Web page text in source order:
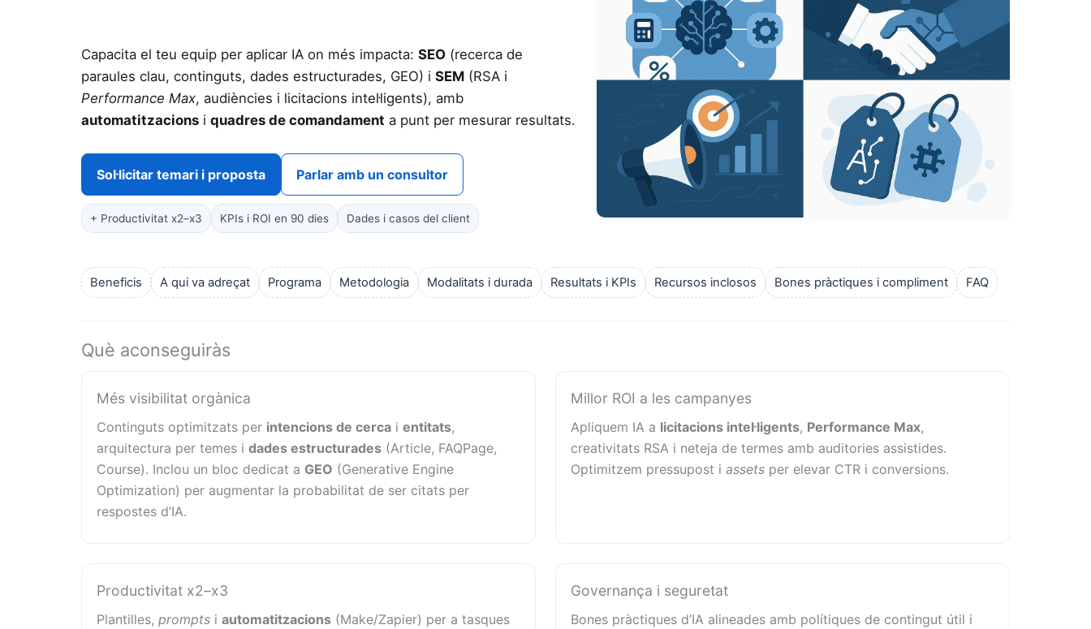
Capacita el teu equip per aplicar IA on més impacta: SEO (recerca de
paraules clau, continguts, dades estructurades, GEO) i SEM (RSA i
Performance Max, audiències i licitacions intel·ligents), amb
automatitzacions i quadres de comandament a punt per mesurar resultats.
Sol·licitar temari i proposta Parlar amb un consultor
+ Productivitat x2–x3 KPIs i ROI en 90 dies Dades i casos del client
Beneficis A qui va adreçat Programa Metodologia Modalitats i durada Resultats i KPIs Recursos inclosos Bones pràctiques i compliment FAQ
Què aconseguiràs
Més visibilitat orgànica
Continguts optimitzats per intencions de cerca i entitats,
arquitectura per temes i dades estructurades (Article, FAQPage,
Course). Inclou un bloc dedicat a GEO (Generative Engine
Optimization) per augmentar la probabilitat de ser citats per
respostes d’IA.
Millor ROI a les campanyes
Apliquem IA a licitacions intel·ligents, Performance Max,
creativitats RSA i neteja de termes amb auditories assistides.
Optimitzem pressupost i assets per elevar CTR i conversions.
Productivitat x2–x3
Plantilles, prompts i automatitzacions (Make/Zapier) per a tasques
Governança i seguretat
Bones pràctiques d’IA alineades amb polítiques de contingut útil i